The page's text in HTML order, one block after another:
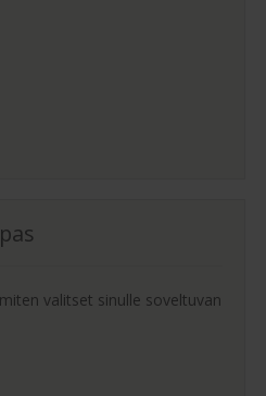
valitset sinulle soveltuvan